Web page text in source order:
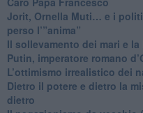
​Jorit, Ornella Muti… e i
perso l’”anima”
​Il sollevamento dei mari e la
Putin, imperatore romano
​L’ottimismo irrealistico dei
​Dietro il potere e dietro la
dietro